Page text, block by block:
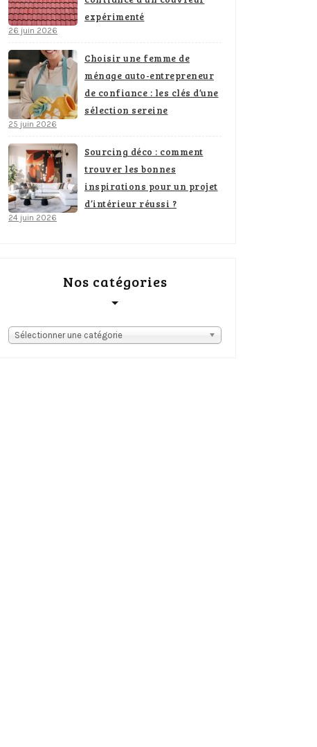
expérimenté
26 juin 2026
Choisir une femme de
ménage auto-entrepreneur
de confiance : les clés d’une
sélection sereine
25 juin 2026
Sourcing déco : comment
trouver les bonnes
inspirations pour un projet
d’intérieur réussi ?
24 juin 2026
Nos catégories
Sélectionner une catégorie